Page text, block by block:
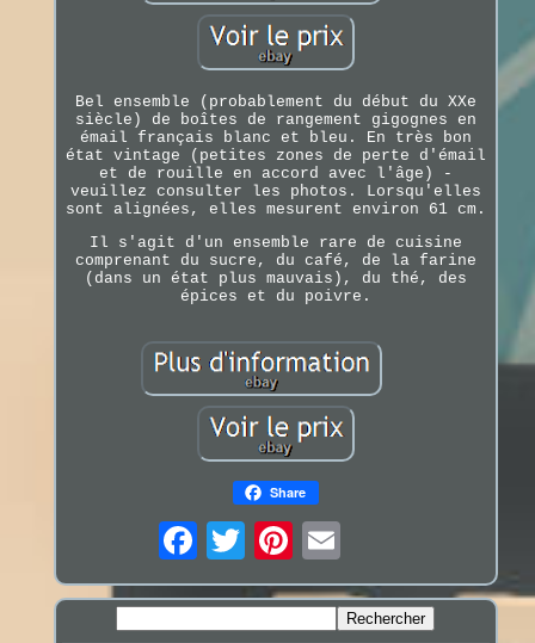
Bel ensemble (probablement du début du XXe
siècle) de boîtes de rangement gigognes en
émail français blanc et bleu. En très bon
état vintage (petites zones de perte d'émail
et de rouille en accord avec l'âge) -
veuillez consulter les photos. Lorsqu'elles
sont alignées, elles mesurent environ 61 cm.
Il s'agit d'un ensemble rare de cuisine
comprenant du sucre, du café, de la farine
(dans un état plus mauvais), du thé, des
épices et du poivre.
Share